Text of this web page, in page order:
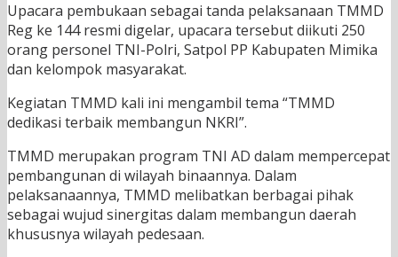
Upacara pembukaan sebagai tanda pelaksanaan TMMD
Reg ke 144 resmi digelar, upacara tersebut diikuti 250
orang personel TNI-Polri, Satpol PP Kabupaten Mimika
dan kelompok masyarakat.
Kegiatan TMMD kali ini mengambil tema “TMMD
dedikasi terbaik membangun NKRI”.
TMMD merupakan program TNI AD dalam mempercepat
pembangunan di wilayah binaannya. Dalam
pelaksanaannya, TMMD melibatkan berbagai pihak
sebagai wujud sinergitas dalam membangun daerah
khususnya wilayah pedesaan.